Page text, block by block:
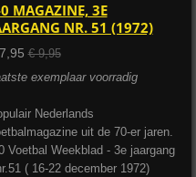
MAGAZINE, 3E
NR. 51 (1972)
€ 9,95
exemplaar voorradig
Nederlands
uit de 70-er jaren.
Voetbal Weekblad - 3e jaargang
( 16-22 december 1972)